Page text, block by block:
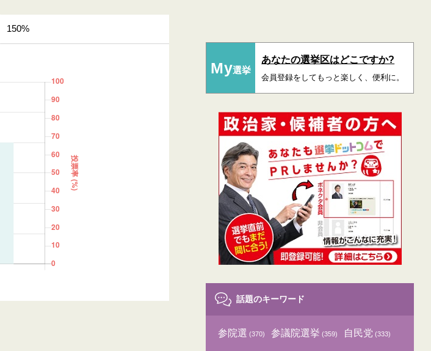
150%
My選挙
あなたの選挙区はどこですか?
会員登録をしてもっと楽しく、便利に。
話題のキーワード
参院選 (370) 参議院選挙 (359) 自民党 (333)